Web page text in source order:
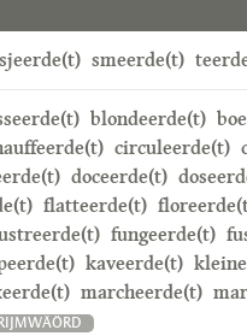
sjeerde(t) smeerde(t)
blondeerde(t)
circuleerde(t)
doceerde(t)
flatteerde(t)
fungeerde(t)
kaveerde(t)
marcheerde(t)